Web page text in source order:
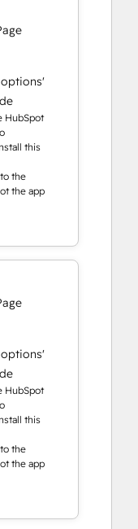
options'
HubSpot
this
the
the app
options'
HubSpot
this
the
the app